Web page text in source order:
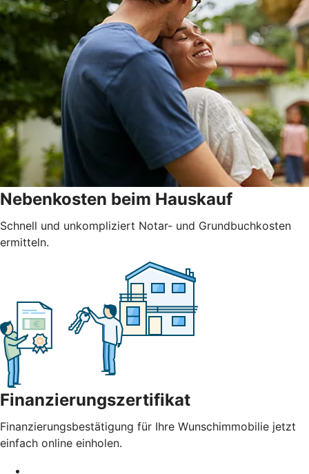
Nebenkosten beim Hauskauf
Schnell und unkompliziert Notar- und Grundbuchkosten
ermitteln.
Finanzierungszertifikat
Finanzierungsbestätigung für Ihre Wunschimmobilie jetzt
einfach online einholen.